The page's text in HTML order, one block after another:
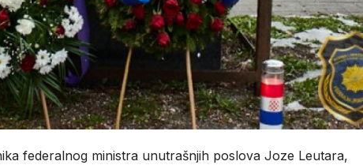
federalnog ministra unutrašnjih poslova Joze Leutara,